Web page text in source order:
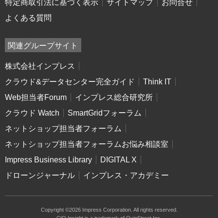
特定商取引法に基づく表示
サイトマップ
お問合せ
よくある質問
関連グループサイト
株式会社インプレス
クラウド&データセンター完全ガイド
Think IT
Web担当者Forum
インプレス総合研究所
クラウド Watch
SmartGridフォーラム
ネットショップ担当者フォーラム
ネットショップ担当者フォーラムお悩み相談室
Impress Business Library
DIGITAL X
ドローンジャーナル
インプレス・アカデミー
Copyright ©2026 Impress Corporation. All rights reserved.